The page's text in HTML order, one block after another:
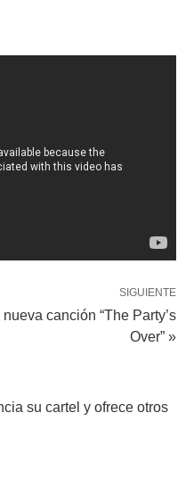
SIGUIENTE
canción “The Party’s
Over” »
su cartel y ofrece otros